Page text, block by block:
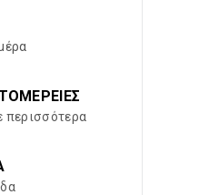
περισσότερα